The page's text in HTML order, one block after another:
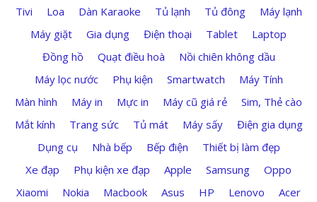
Tivi Loa Dàn Karaoke Tủ lạnh Tủ đông
Máy lạnh
Máy giặt
Gia dụng Điện thoại Tablet
Laptop
Đồng hồ
Quạt điều hoà
Nồi chiên không dầu
Máy lọc nước
Phụ kiện Smartwatch
Máy Tính
Màn hình
Máy in Mực in Máy cũ giá rẻ
Sim, Thẻ cào
Mắt kính
Trang sức Tủ mát Máy sấy
Điện gia dụng
Dụng cụ
Nhà bếp Bếp điện
Thiết bị làm đẹp
Xe đạp
Phụ kiện xe đạp Apple Samsung
Oppo
Xiaomi
Nokia Macbook Asus HP Lenovo
Acer